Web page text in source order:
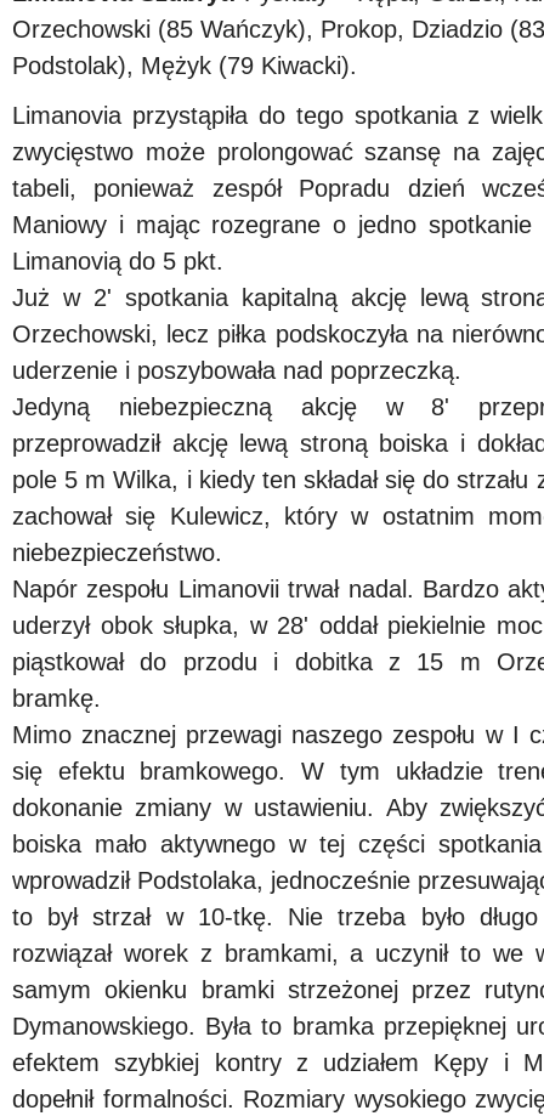
Orzechowski (85 Wańczyk), Prokop, Dziadzio
Podstolak), Mężyk (79 Kiwacki).
Limanovia przystąpiła do tego spotkania z
zwycięstwo może prolongować szansę na
tabeli, ponieważ zespół Popradu dzień
Maniowy i mając rozegrane o jedno spotkanie
Limanovią do 5 pkt.
Już w 2' spotkania kapitalną akcję lewą
Orzechowski, lecz piłka podskoczyła na
uderzenie i poszybowała nad poprzeczką.
Jedyną niebezpieczną akcję w 8'
przeprowadził akcję lewą stroną boiska i
pole 5 m Wilka, i kiedy ten składał się do
zachował się Kulewicz, który w ostatnim
niebezpieczeństwo.
Napór zespołu Limanovii trwał nadal. Bardzo
uderzył obok słupka, w 28' oddał piekielnie
piąstkował do przodu i dobitka z 15 m
bramkę.
Mimo znacznej przewagi naszego zespołu w I
się efektu bramkowego. W tym układzie
dokonanie zmiany w ustawieniu. Aby
boiska mało aktywnego w tej części
wprowadził Podstolaka, jednocześnie
to był strzał w 10-tkę. Nie trzeba było
rozwiązał worek z bramkami, a uczynił to we
samym okienku bramki strzeżonej przez
Dymanowskiego. Była to bramka przepięknej
efektem szybkiej kontry z udziałem Kępy i
dopełnił formalności. Rozmiary wysokiego